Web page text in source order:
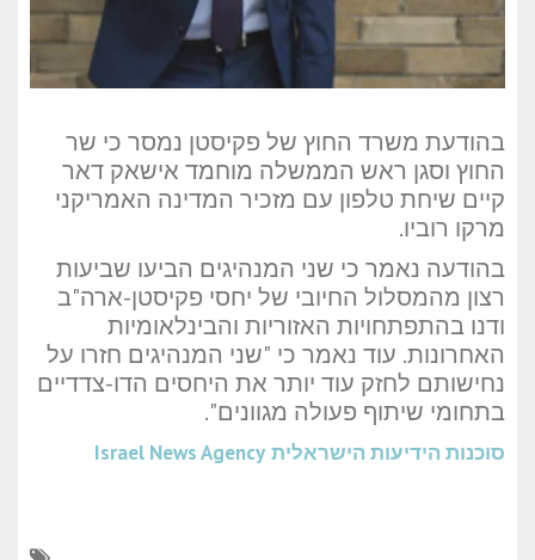
בהודעת משרד החוץ של פקיסטן נמסר כי שר
החוץ וסגן ראש הממשלה מוחמד אישאק דאר
קיים שיחת טלפון עם מזכיר המדינה האמריקני
מרקו רוביו.
בהודעה נאמר כי שני המנהיגים הביעו שביעות
רצון מהמסלול החיובי של יחסי פקיסטן-ארה"ב
ודנו בהתפתחויות האזוריות והבינלאומיות
האחרונות. עוד נאמר כי "שני המנהיגים חזרו על
נחישותם לחזק עוד יותר את היחסים הדו-צדדיים
בתחומי שיתוף פעולה מגוונים".
סוכנות הידיעות הישראלית Israel News Agency